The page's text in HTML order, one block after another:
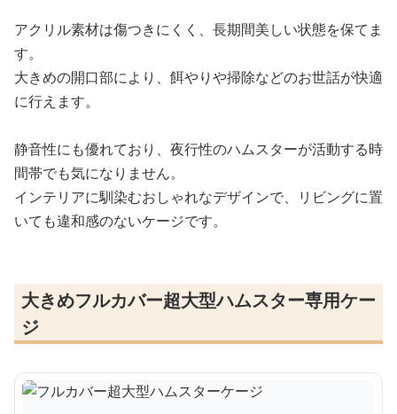
アクリル素材は傷つきにくく、長期間美しい状態を保てま
す。
大きめの開口部により、餌やりや掃除などのお世話が快適
に行えます。
静音性にも優れており、夜行性のハムスターが活動する時
間帯でも気になりません。
インテリアに馴染むおしゃれなデザインで、リビングに置
いても違和感のないケージです。
大きめフルカバー超大型ハムスター専用ケー
ジ